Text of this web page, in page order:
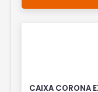
CAIXA CORONA